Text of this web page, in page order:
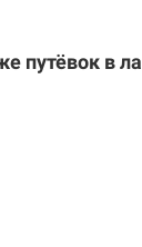
путёвок в